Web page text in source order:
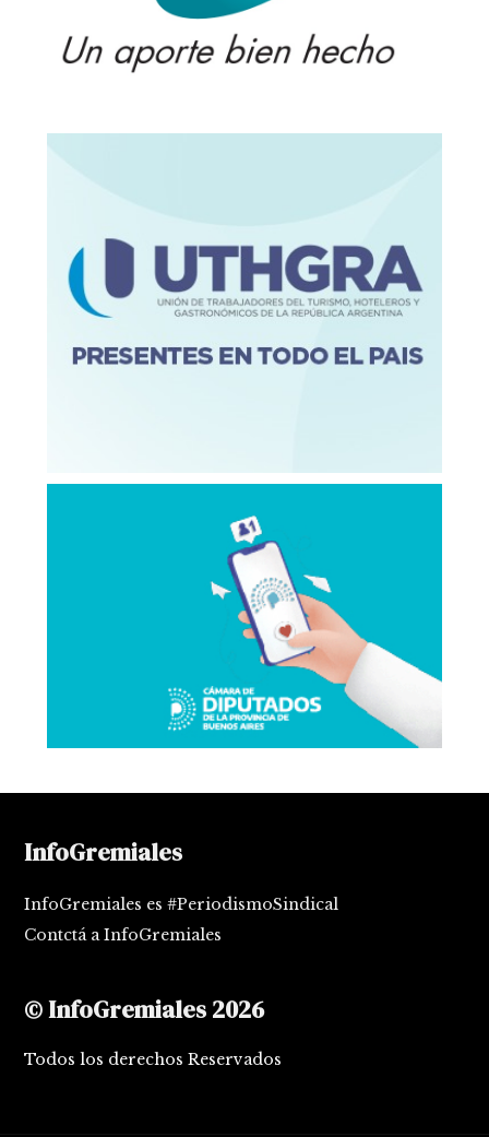
InfoGremiales
InfoGremiales es #PeriodismoSindical
Contctá a InfoGremiales
© InfoGremiales 2026
Todos los derechos Reservados